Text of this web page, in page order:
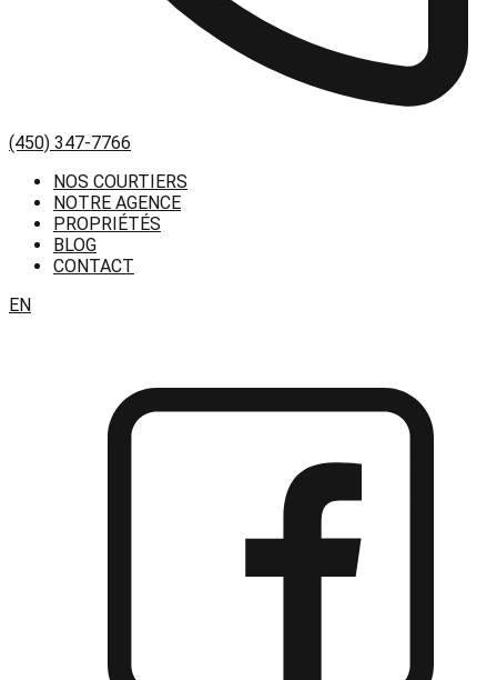
(450) 347-7766
NOS COURTIERS
NOTRE AGENCE
PROPRIÉTÉS
BLOG
CONTACT
EN